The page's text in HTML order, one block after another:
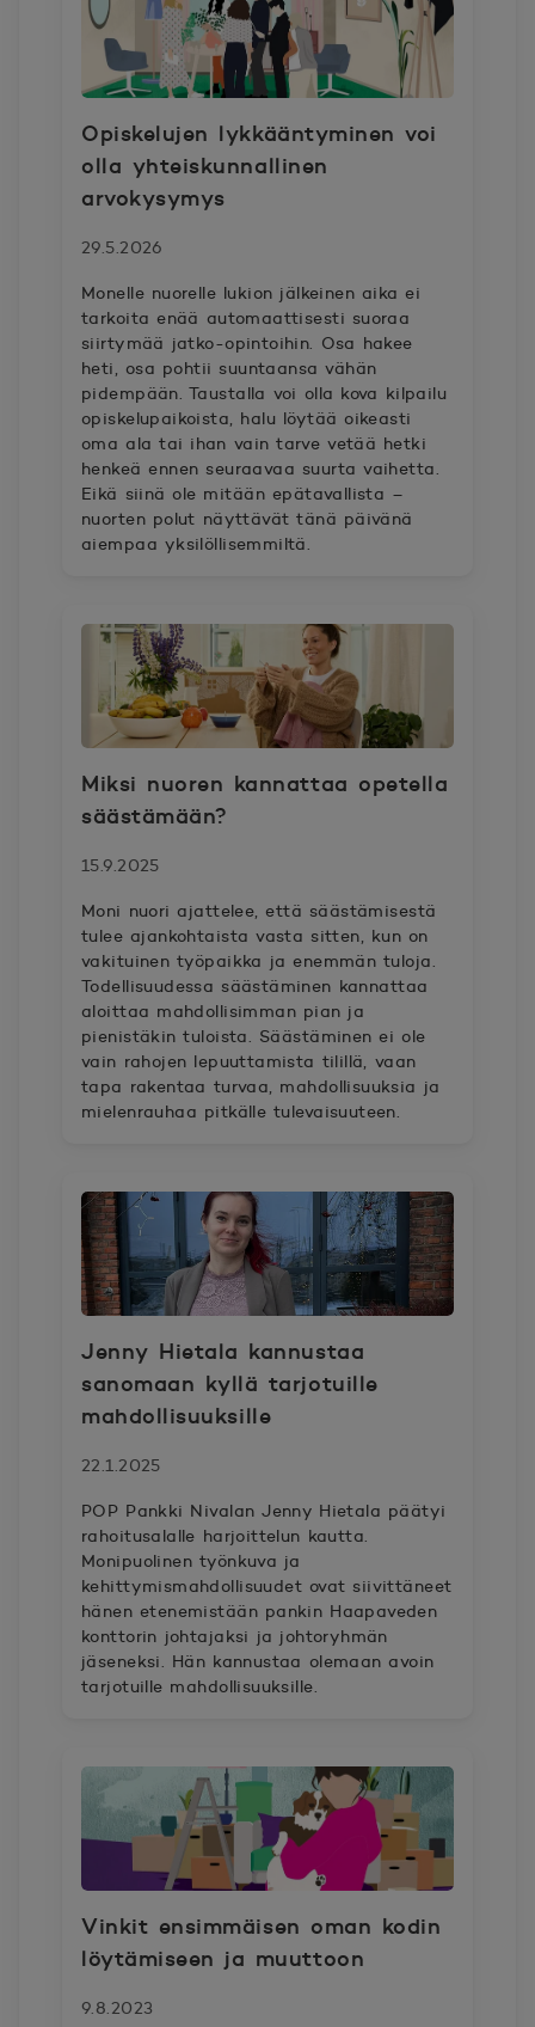
Opiskelujen lykkääntyminen voi
olla yhteiskunnallinen
arvokysymys
29.5.2026
Monelle nuorelle lukion jälkeinen aika ei
tarkoita enää automaattisesti suoraa
siirtymää jatko-opintoihin. Osa hakee
heti, osa pohtii suuntaansa vähän
pidempään. Taustalla voi olla kova kilpailu
opiskelupaikoista, halu löytää oikeasti
oma ala tai ihan vain tarve vetää hetki
henkeä ennen seuraavaa suurta vaihetta.
Eikä siinä ole mitään epätavallista –
nuorten polut näyttävät tänä päivänä
aiempaa yksilöllisemmiltä.
Miksi nuoren kannattaa opetella
säästämään?
15.9.2025
Moni nuori ajattelee, että säästämisestä
tulee ajankohtaista vasta sitten, kun on
vakituinen työpaikka ja enemmän tuloja.
Todellisuudessa säästäminen kannattaa
aloittaa mahdollisimman pian ja
pienistäkin tuloista. Säästäminen ei ole
vain rahojen lepuuttamista tilillä, vaan
tapa rakentaa turvaa, mahdollisuuksia ja
mielenrauhaa pitkälle tulevaisuuteen.
Jenny Hietala kannustaa
sanomaan kyllä tarjotuille
mahdollisuuksille
22.1.2025
POP Pankki Nivalan Jenny Hietala päätyi
rahoitusalalle harjoittelun kautta.
Monipuolinen työnkuva ja
kehittymismahdollisuudet ovat siivittäneet
hänen etenemistään pankin Haapaveden
konttorin johtajaksi ja johtoryhmän
jäseneksi. Hän kannustaa olemaan avoin
tarjotuille mahdollisuuksille.
Vinkit ensimmäisen oman kodin
löytämiseen ja muuttoon
9.8.2023